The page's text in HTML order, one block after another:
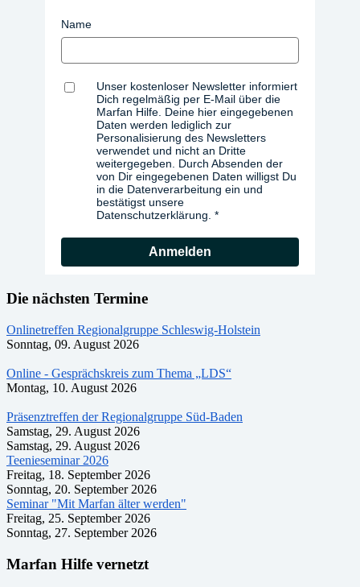
Name
Unser kostenloser Newsletter informiert
Dich regelmäßig per E-Mail über die
Marfan Hilfe. Deine hier eingegebenen
Daten werden lediglich zur
Personalisierung des Newsletters
verwendet und nicht an Dritte
weitergegeben. Durch Absenden der
von Dir eingegebenen Daten willigst Du
in die Datenverarbeitung ein und
bestätigst unsere
Datenschutzerklärung.
Anmelden
Die nächsten Termine
Onlinetreffen Regionalgruppe Schleswig-Holstein
Sonntag, 09. August 2026
Online - Gesprächskreis zum Thema „LDS“
Montag, 10. August 2026
Präsenztreffen der Regionalgruppe Süd-Baden
Samstag, 29. August 2026
Samstag, 29. August 2026
Teenieseminar 2026
Freitag, 18. September 2026
Sonntag, 20. September 2026
Seminar "Mit Marfan älter werden"
Freitag, 25. September 2026
Sonntag, 27. September 2026
Marfan Hilfe vernetzt